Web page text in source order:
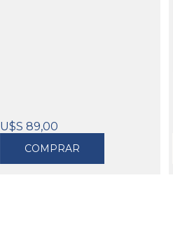
U$S 89,00
COMPRAR